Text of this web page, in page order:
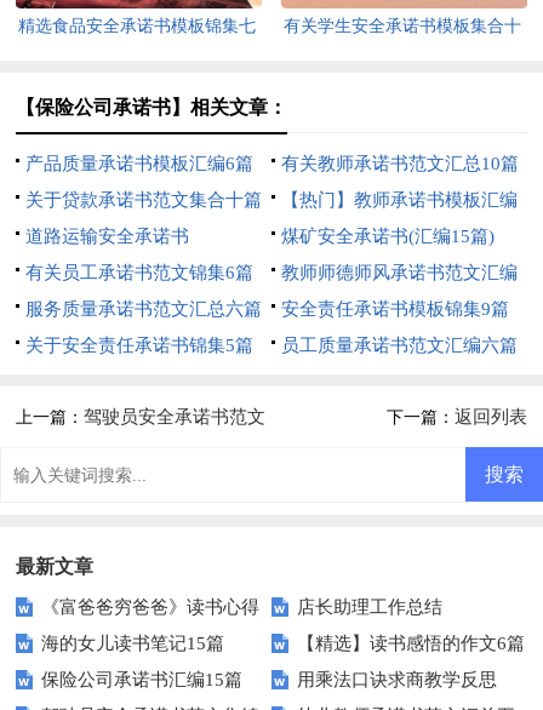
精选食品安全承诺书模板锦集七
有关学生安全承诺书模板集合十
【保险公司承诺书】相关文章：
产品质量承诺书模板汇编6篇
有关教师承诺书范文汇总10篇
关于贷款承诺书范文集合十篇
【热门】教师承诺书模板汇编
七篇
道路运输安全承诺书
煤矿安全承诺书(汇编15篇)
有关员工承诺书范文锦集6篇
教师师德师风承诺书范文汇编
五篇
服务质量承诺书范文汇总六篇
安全责任承诺书模板锦集9篇
关于安全责任承诺书锦集5篇
员工质量承诺书范文汇编六篇
上一篇：驾驶员安全承诺书范文 下一篇： 返回列表
最新文章
《富爸爸穷爸爸》读书心得
店长助理工作总结
海的女儿读书笔记15篇
【精选】读书感悟的作文6篇
保险公司承诺书汇编15篇
用乘法口诀求商教学反思